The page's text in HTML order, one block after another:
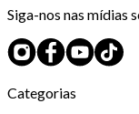
Siga-nos nas mídias
Categorias